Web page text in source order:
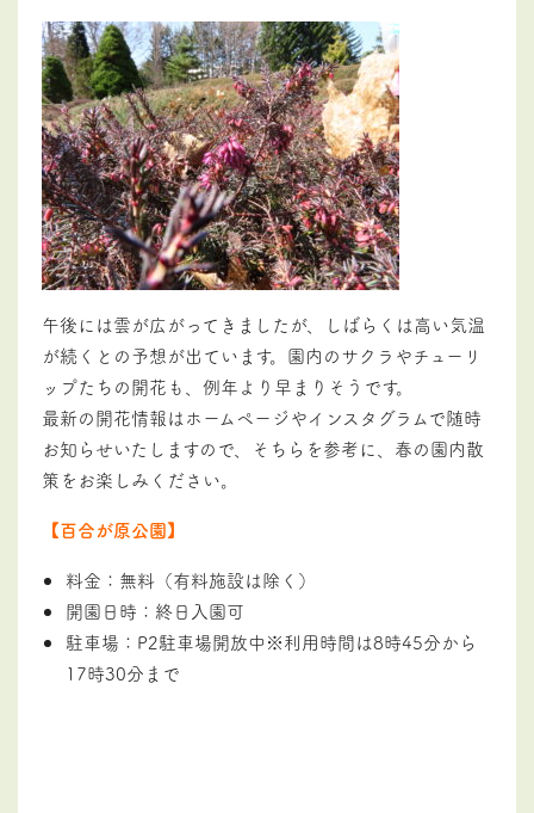
午後には雲が広がってきましたが、しばらくは高い気温
が続くとの予想が出ています。園内のサクラやチューリ
ップたちの開花も、例年より早まりそうです。
最新の開花情報はホームページやインスタグラムで随時
お知らせいたしますので、そちらを参考に、春の園内散
策をお楽しみください。
【百合が原公園】
料金：無料（有料施設は除く）
開園日時：終日入園可
駐車場：P2駐車場開放中※利用時間は8時45分から
17時30分まで